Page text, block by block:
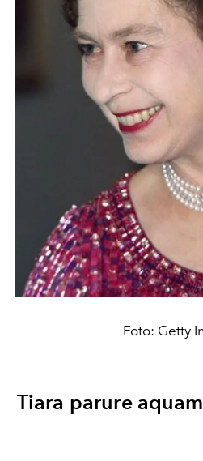
Foto: Getty
Tiara parure